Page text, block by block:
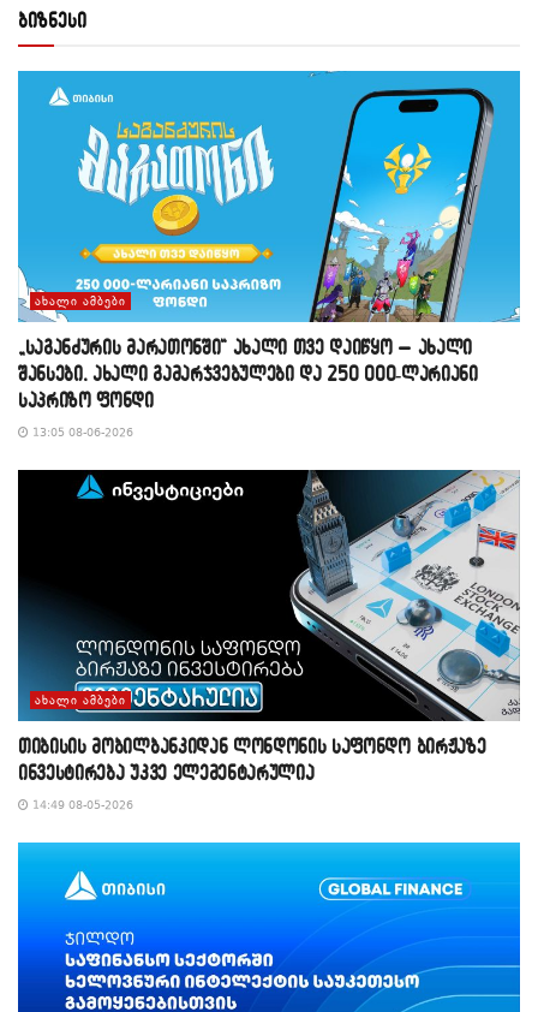
ბიზნესი
ᲐᲮᲐᲚᲘ ᲐᲛᲑᲔᲑᲘ
„საგანძურის მარათონში“ ახალი თვე დაიწყო – ახალი
შანსები, ახალი გამარჯვებულები და 250 000-ლარიანი
საპრიზო ფონდი
13:05 08-06-2026
ᲐᲮᲐᲚᲘ ᲐᲛᲑᲔᲑᲘ
თიბისის მობილბანკიდან ლონდონის საფონდო ბირჟაზე
ინვესტირება უკვე ელემენტარულია
14:49 08-05-2026